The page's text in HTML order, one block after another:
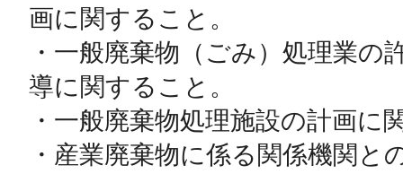
画に関すること。
・一般廃棄物（ごみ）処理業の
導に関すること。
・一般廃棄物処理施設の計画に
・産業廃棄物に係る関係機関と